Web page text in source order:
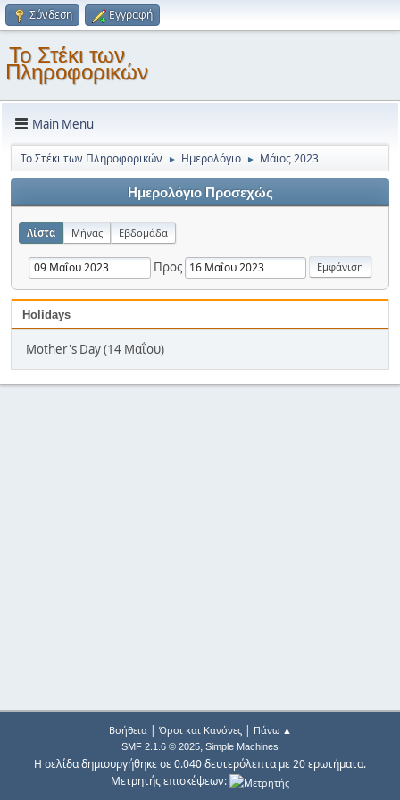
Σύνδεση Εγγραφή
Το Στέκι των
Πληροφορικών
Main Menu
Το Στέκι των Πληροφορικών ► Ημερολόγιο ► Μάιος 2023
Ημερολόγιο Προσεχώς
Λίστα Μήνας Εβδομάδα
Προς
Holidays
Mother's Day (14 Μαΐου)
Βοήθεια| Όροι και Κανόνες| Πάνω ▲
SMF 2.1.6 © 2025, Simple Machines
Η σελίδα δημιουργήθηκε σε 0.040 δευτερόλεπτα με 20 ερωτήματα.
Μετρητής επισκέψεων: